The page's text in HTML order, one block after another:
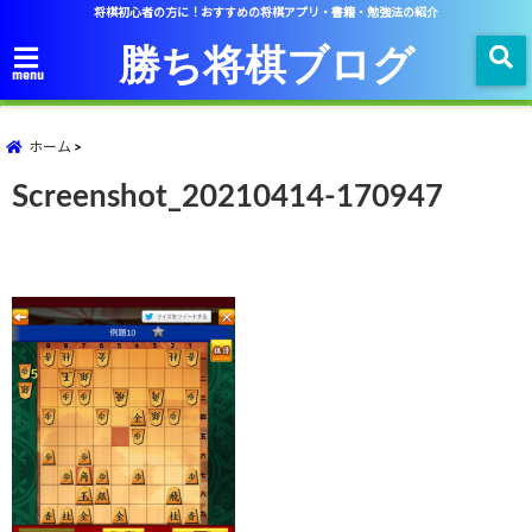
将棋初心者の方に！おすすめの将棋アプリ・書籍・勉強法の紹介
menu 勝ち将棋ブログ
ホーム
Screenshot_20210414-170947